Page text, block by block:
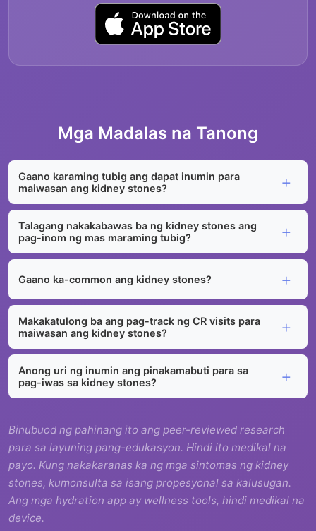
Mga Madalas na Tanong
Gaano karaming tubig ang dapat inumin para
maiwasan ang kidney stones?
Talagang nakakabawas ba ng kidney stones ang
pag-inom ng mas maraming tubig?
Gaano ka-common ang kidney stones?
Makakatulong ba ang pag-track ng CR visits para
maiwasan ang kidney stones?
Anong uri ng inumin ang pinakamabuti para sa
pag-iwas sa kidney stones?
Binubuod ng pahinang ito ang peer-reviewed research
para sa layuning pang-edukasyon. Hindi ito medikal na
payo. Kung nakakaranas ka ng mga sintomas ng kidney
stones, kumonsulta sa isang propesyonal sa kalusugan.
Ang mga hydration app ay wellness tools, hindi medikal na
device.